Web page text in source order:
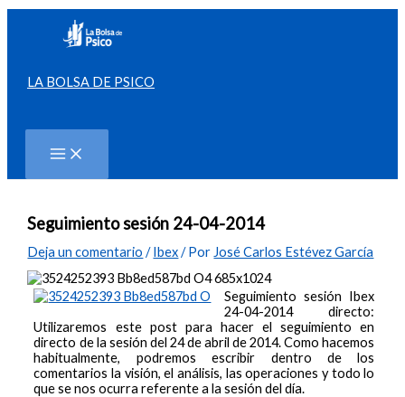
contenido
LA BOLSA DE PSICO
Seguimiento sesión 24-04-2014
Deja un comentario /Ibex/ Por José Carlos Estévez García
Seguimiento sesión Ibex
24-04-2014 directo:
Utilizaremos este post para hacer el seguimiento en
directo de la sesión del 24 de abril de 2014. Como hacemos
habitualmente, podremos escribir dentro de los
comentarios la visión, el análisis, las operaciones y todo lo
que se nos ocurra referente a la sesión del día.